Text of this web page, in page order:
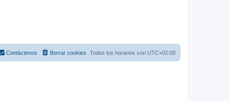
Todos los horarios son UTC+02:00
Borrar cookies
Contáctenos